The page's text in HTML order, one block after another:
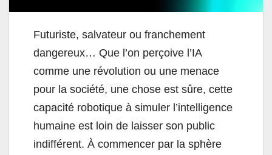
Futuriste, salvateur ou franchement
dangereux… Que l’on perçoive l’IA
comme une révolution ou une menace
pour la société, une chose est sûre, cette
capacité robotique à simuler l’intelligence
humaine est loin de laisser son public
indifférent. À commencer par la sphère